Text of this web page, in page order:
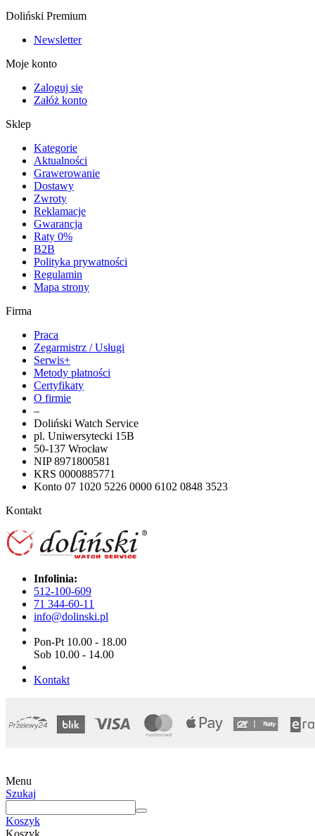
Doliński Premium
Newsletter
Moje konto
Zaloguj się
Załóż konto
Sklep
Kategorie
Aktualności
Grawerowanie
Dostawy
Zwroty
Reklamacje
Gwarancja
Raty 0%
B2B
Polityka prywatności
Regulamin
Mapa strony
Firma
Praca
Zegarmistrz / Usługi
Serwis+
Metody płatności
Certyfikaty
O firmie
–
Doliński Watch Service
pl. Uniwersytecki 15B
50-137 Wrocław
NIP 8971800581
KRS 0000885771
Konto 07 1020 5226 0000 6102 0848 3523
Kontakt
Infolinia:
512-100-609
71 344-60-11
info@dolinski.pl
Pon-Pt 10.00 - 18.00
Sob 10.00 - 14.00
Kontakt
Menu
Szukaj
Koszyk
Koszyk